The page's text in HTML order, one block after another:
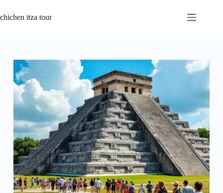
al
contenido
chichen itza tour